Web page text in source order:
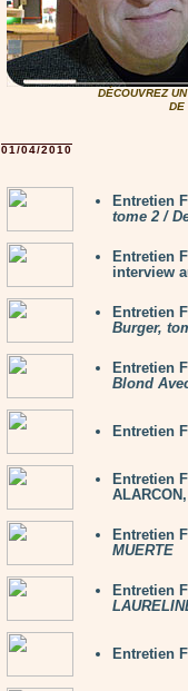
DÉCOUVREZ
DE
01/04/2010
Entretien
tome 2 /
Entretien
interview
Entretien
Burger,
Entretien
Blond
Entretien
Entretien
Entretien
MUERTE
Entretien
Entretien